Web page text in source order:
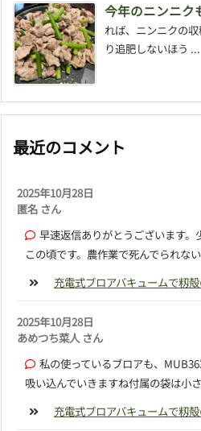
今年のニンニク
れば、ニンニクの
り追肥しないほう ...
最近のコメント
2025年10月28日
匿名 さん
早速返信ありがとうございます
この頃です。農作業で死んでられな
充電式ブロアバキュームで籾
2025年10月28日
あめつち菜人 さん
私の使っているブロアも、
吸い込んでいきますね付属の袋は小
充電式ブロアバキュームで籾